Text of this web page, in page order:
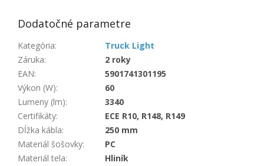
Dodatočné parametre
Kategória:
Truck Light
Záruka:
2 roky
EAN:
5901741301195
Výkon (W):
60
Lumeny (lm):
3340
Certifikáty:
ECE R10, R148, R149
Dĺžka kábla:
250 mm
Materiál šošovky:
PC
Materiál tela:
Hliník